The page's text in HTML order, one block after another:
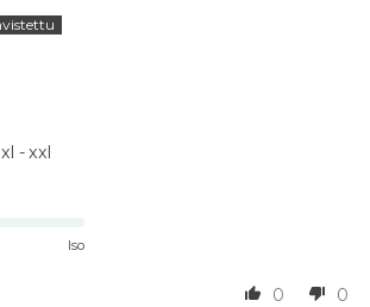
xl - xxl
Iso
0
0